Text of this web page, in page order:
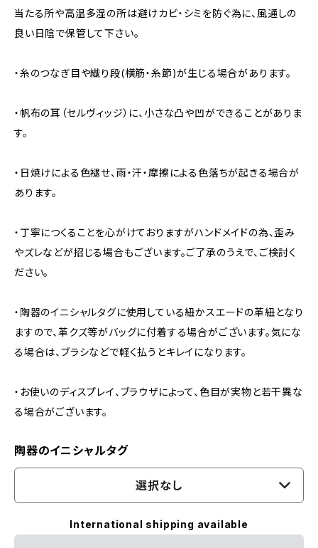
当たる所や高温多湿の所は避けカビ・シミを防ぐ為に、風通しの
良い日陰で保管して下さい。
・糸のつなぎ目や織り段(横筋・糸節)が生じる場合があります。
・帆布の耳（セルヴィッジ）に、小さな凸や凹ができることがありま
す。
・日焼けによる色褪せ、雨・汗・摩擦による色落ちが起きる場合が
あります。
・丁寧につくることを心がけておりますがハンドメイドの為、歪み
やズレなどが招じる場合もございます。ご了承のうえで、ご検討く
ださい。
・陶器のイニシャルタグに使用している紐かスエードの革紐となり
ますので、革クズ等がバッグに付着する場合がございます。気にな
る場合は、ブラシなどで軽く払うとキレイになります。
・お使いのディスプレイ、ブラウザによって、色目が実物と若干異な
る場合がございます。
陶器のイニシャルタグ
選択なし
International shipping available